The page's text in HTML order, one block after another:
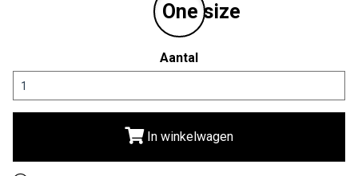
One size
Aantal
In winkelwagen